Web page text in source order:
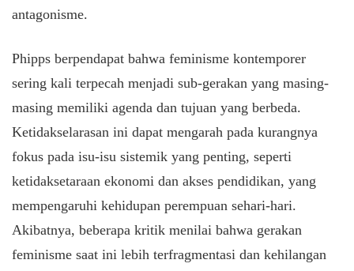
antagonisme.
Phipps berpendapat bahwa feminisme kontemporer
sering kali terpecah menjadi sub-gerakan yang masing-
masing memiliki agenda dan tujuan yang berbeda.
Ketidakselarasan ini dapat mengarah pada kurangnya
fokus pada isu-isu sistemik yang penting, seperti
ketidaksetaraan ekonomi dan akses pendidikan, yang
mempengaruhi kehidupan perempuan sehari-hari.
Akibatnya, beberapa kritik menilai bahwa gerakan
feminisme saat ini lebih terfragmentasi dan kehilangan